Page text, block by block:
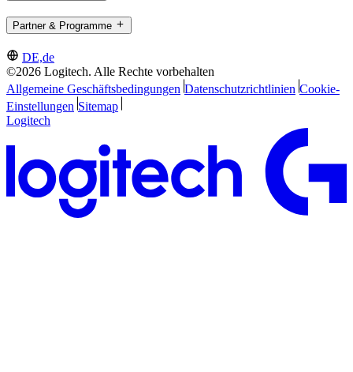
Partner & Programme
DE,de
©2026 Logitech. Alle Rechte vorbehalten
Allgemeine Geschäftsbedingungen Datenschutzrichtlinien Cookie-
Einstellungen Sitemap
Logitech